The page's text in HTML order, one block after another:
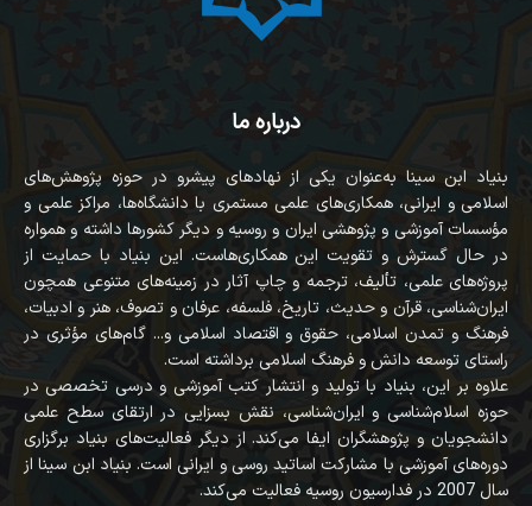
درباره ما
بنیاد ابن سینا به‌عنوان یکی از نهادهای پیشرو در حوزه پژوهش‌های
اسلامی و ایرانی، همکاری‌های علمی مستمری با دانشگاه‌ها، مراکز علمی و
مؤسسات آموزشی و پژوهشی ایران و روسیه و دیگر کشورها داشته و همواره
در حال گسترش و تقویت این همکاری‌هاست. این بنیاد با حمایت از
پروژه‌های علمی، تألیف، ترجمه و چاپ آثار در زمینه‌های متنوعی همچون
ایران‌شناسی، قرآن‌ و حدیث، تاریخ، فلسفه، عرفان و تصوف، هنر و ادبیات،
فرهنگ و تمدن اسلامی، حقوق و اقتصاد اسلامی و... گام‌های مؤثری در
راستای توسعه دانش و فرهنگ اسلامی برداشته است.
علاوه بر این، بنیاد با تولید و انتشار کتب آموزشی و درسی تخصصی در
حوزه اسلام‌شناسی و ایران‌شناسی، نقش بسزایی در ارتقای سطح علمی
دانشجویان و پژوهشگران ایفا می‌کند. از دیگر فعالیت‌های بنیاد برگزاری
دوره‌های آموزشی با مشارکت اساتید روسی و ایرانی است. بنیاد ابن سینا از
سال 2007 در فدارسیون روسیه فعالیت می‌کند.